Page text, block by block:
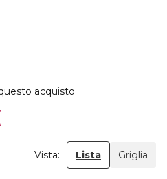
acquisto
Vista: Lista Griglia